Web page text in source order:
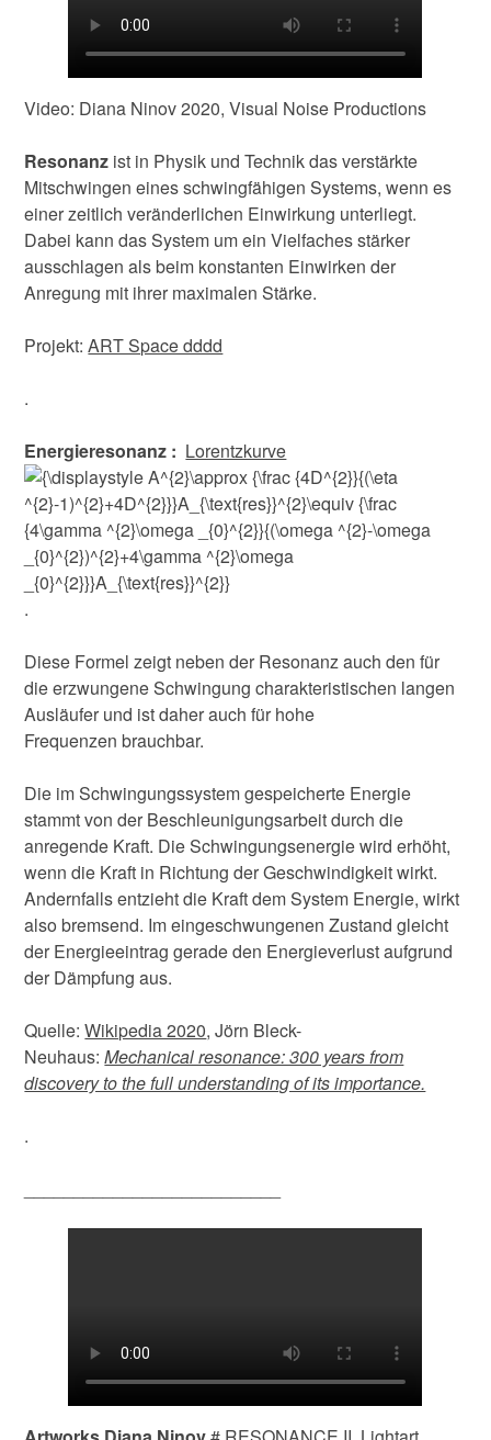
Video: Diana Ninov 2020, Visual Noise Productions
Resonanz ist in Physik und Technik das verstärkte
Mitschwingen eines schwingfähigen Systems, wenn es
einer zeitlich veränderlichen Einwirkung unterliegt.
Dabei kann das System um ein Vielfaches stärker
ausschlagen als beim konstanten Einwirken der
Anregung mit ihrer maximalen Stärke.
Projekt:ART Space dddd
.
Energieresonanz : Lorentzkurve
.
Diese Formel zeigt neben der Resonanz auch den für
die erzwungene Schwingung charakteristischen langen
Ausläufer und ist daher auch für hohe
Frequenzen brauchbar.
Die im Schwingungssystem gespeicherte Energie
stammt von der Beschleunigungsarbeit durch die
anregende Kraft. Die Schwingungsenergie wird erhöht,
wenn die Kraft in Richtung der Geschwindigkeit wirkt.
Andernfalls entzieht die Kraft dem System Energie, wirkt
also bremsend. Im eingeschwungenen Zustand gleicht
der Energieeintrag gerade den Energieverlust aufgrund
der Dämpfung aus.
Quelle:Wikipedia 2020, Jörn Bleck-
Neuhaus:Mechanical resonance: 300 years from
discovery to the full understanding of its importance.
.